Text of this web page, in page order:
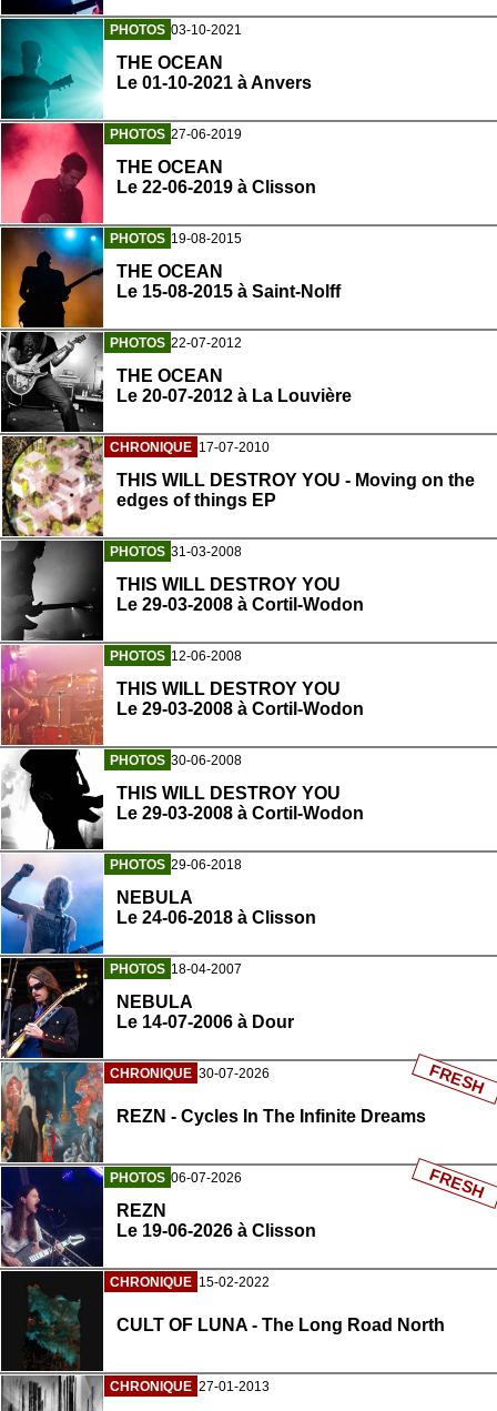
PHOTOS 03-10-2021
THE OCEAN
Le 01-10-2021 à Anvers
PHOTOS 27-06-2019
THE OCEAN
Le 22-06-2019 à Clisson
PHOTOS 19-08-2015
THE OCEAN
Le 15-08-2015 à Saint-Nolff
PHOTOS 22-07-2012
THE OCEAN
Le 20-07-2012 à La Louvière
CHRONIQUE 17-07-2010
THIS WILL DESTROY YOU - Moving on the
edges of things EP
PHOTOS 31-03-2008
THIS WILL DESTROY YOU
Le 29-03-2008 à Cortil-Wodon
PHOTOS 12-06-2008
THIS WILL DESTROY YOU
Le 29-03-2008 à Cortil-Wodon
PHOTOS 30-06-2008
THIS WILL DESTROY YOU
Le 29-03-2008 à Cortil-Wodon
PHOTOS 29-06-2018
NEBULA
Le 24-06-2018 à Clisson
PHOTOS 18-04-2007
NEBULA
Le 14-07-2006 à Dour
CHRONIQUE 30-07-2026
REZN - Cycles In The Infinite Dreams
FRESH
PHOTOS 06-07-2026
REZN
Le 19-06-2026 à Clisson
FRESH
CHRONIQUE 15-02-2022
CULT OF LUNA - The Long Road North
CHRONIQUE 27-01-2013